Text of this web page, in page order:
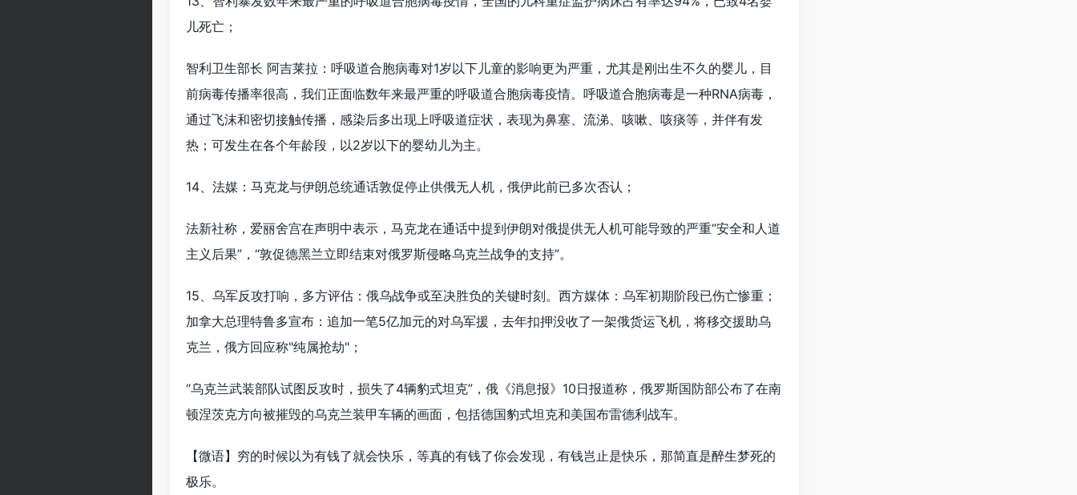
儿死亡；
智利卫生部长 阿吉莱拉：呼吸道合胞病毒对1岁以下儿童的影响更为严重，尤其是刚出生不久的婴儿，目
前病毒传播率很高，我们正面临数年来最严重的呼吸道合胞病毒疫情。呼吸道合胞病毒是一种RNA病毒，
通过飞沫和密切接触传播，感染后多出现上呼吸道症状，表现为鼻塞、流涕、咳嗽、咳痰等，并伴有发
热；可发生在各个年龄段，以2岁以下的婴幼儿为主。
14、法媒：马克龙与伊朗总统通话敦促停止供俄无人机，俄伊此前已多次否认；
法新社称，爱丽舍宫在声明中表示，马克龙在通话中提到伊朗对俄提供无人机可能导致的严重“安全和人道
主义后果”，“敦促德黑兰立即结束对俄罗斯侵略乌克兰战争的支持”。
15、乌军反攻打响，多方评估：俄乌战争或至决胜负的关键时刻。西方媒体：乌军初期阶段已伤亡惨重；
加拿大总理特鲁多宣布：追加一笔5亿加元的对乌军援，去年扣押没收了一架俄货运飞机，将移交援助乌
克兰，俄方回应称"纯属抢劫"；
“乌克兰武装部队试图反攻时，损失了4辆豹式坦克”，俄《消息报》10日报道称，俄罗斯国防部公布了在南
顿涅茨克方向被摧毁的乌克兰装甲车辆的画面，包括德国豹式坦克和美国布雷德利战车。
【微语】穷的时候以为有钱了就会快乐，等真的有钱了你会发现，有钱岂止是快乐，那简直是醉生梦死的
极乐。